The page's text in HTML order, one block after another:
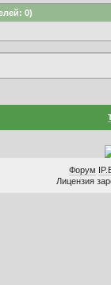
0)
Форум
Лицензия